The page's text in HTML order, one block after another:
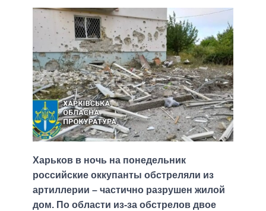
Харьков в ночь на понедельник
российские оккупанты обстреляли из
артиллерии – частично разрушен жилой
дом. По области из-за обстрелов двое